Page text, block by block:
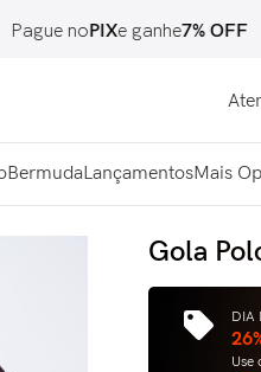
noPIXe ganhe7% OFF
BermudaLançamentosMais
Gola
DIA
Use